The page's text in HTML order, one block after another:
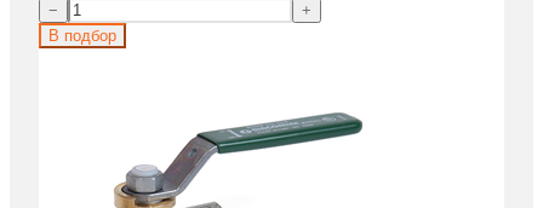
−
+
В подбор